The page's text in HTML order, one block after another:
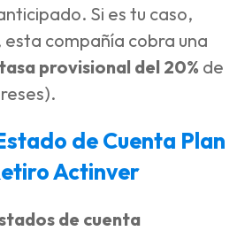
Si es tu caso,
compañía cobra una
provisional del 20% de
de Cuenta Plan
Actinver
de cuenta